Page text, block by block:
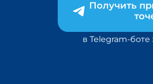
Получить
в Telegram-боте